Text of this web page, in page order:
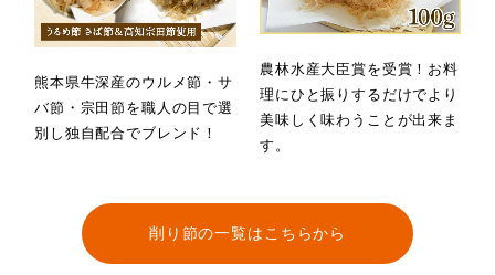
熊本県牛深産のウルメ節・サ
バ節・宗田節を職人の目で選
別し独自配合でブレンド！
農林水産大臣賞を受賞！お料
理にひと振りするだけでより
美味しく味わうことが出来ま
す。
削り節の一覧はこちらから